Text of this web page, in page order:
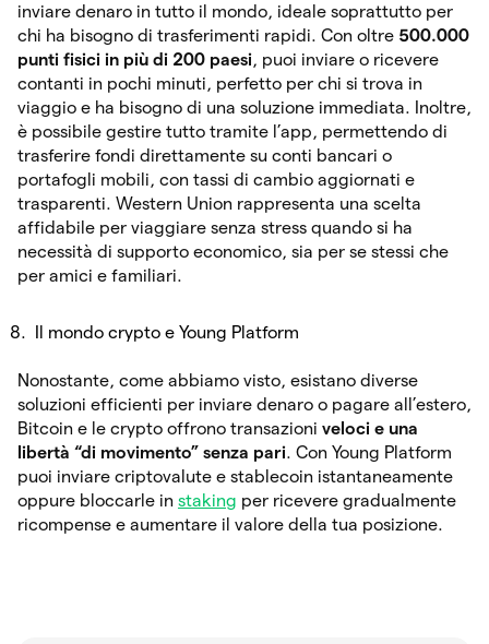
inviare denaro in tutto il mondo, ideale soprattutto per
chi ha bisogno di trasferimenti rapidi. Con oltre 500.000
punti fisici in più di 200 paesi, puoi inviare o ricevere
contanti in pochi minuti, perfetto per chi si trova in
viaggio e ha bisogno di una soluzione immediata. Inoltre,
è possibile gestire tutto tramite l’app, permettendo di
trasferire fondi direttamente su conti bancari o
portafogli mobili, con tassi di cambio aggiornati e
trasparenti. Western Union rappresenta una scelta
affidabile per viaggiare senza stress quando si ha
necessità di supporto economico, sia per se stessi che
per amici e familiari.
Il mondo crypto e Young Platform
Nonostante, come abbiamo visto, esistano diverse
soluzioni efficienti per inviare denaro o pagare all’estero,
Bitcoin e le crypto offrono transazioni veloci e una
libertà “di movimento” senza pari. Con Young Platform
puoi inviare criptovalute e stablecoin istantaneamente
oppure bloccarle in staking per ricevere gradualmente
ricompense e aumentare il valore della tua posizione.